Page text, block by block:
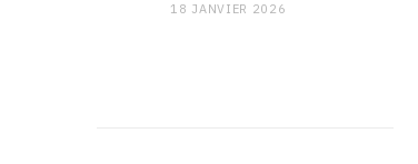
18 JANVIER 2026